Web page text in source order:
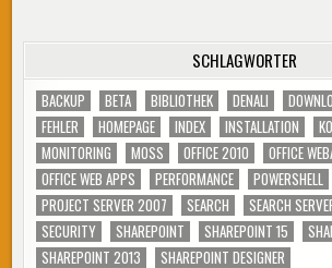
SCHLAGWÖRTER
BACKUP BETA BIBLIOTHEK DENALI
FEHLER
HOMEPAGE INDEX INSTALLATION
MONITORING
MOSS OFFICE 2010
OFFICE
OFFICE WEB APPS
PERFORMANCE
POWERSHELL
PROJECT SERVER 2007
SEARCH
SEARCH
SECURITY
SHAREPOINT SHAREPOINT 15
SHAREPOINT 2013
SHAREPOINT DESIGNER